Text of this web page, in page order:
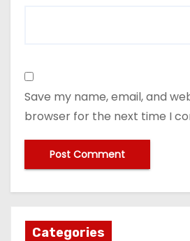
Save my name, email, and
browser for the next time I
Categories